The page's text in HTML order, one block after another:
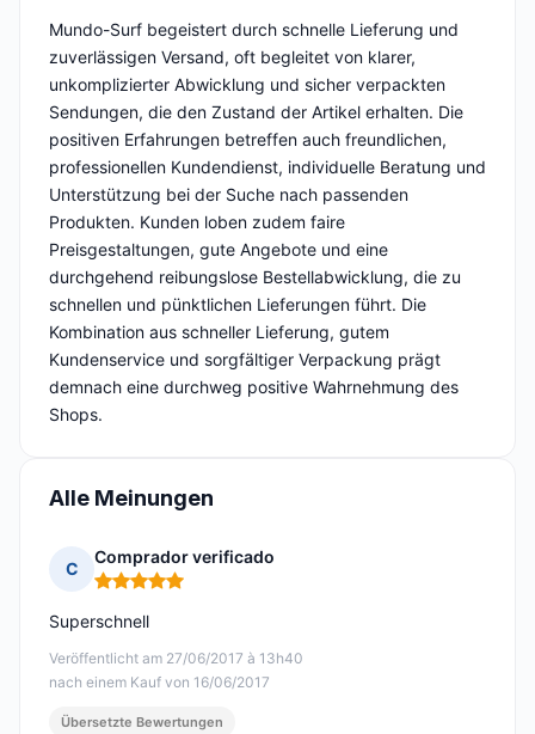
Mundo-Surf begeistert durch schnelle Lieferung und
zuverlässigen Versand, oft begleitet von klarer,
unkomplizierter Abwicklung und sicher verpackten
Sendungen, die den Zustand der Artikel erhalten. Die
positiven Erfahrungen betreffen auch freundlichen,
professionellen Kundendienst, individuelle Beratung und
Unterstützung bei der Suche nach passenden
Produkten. Kunden loben zudem faire
Preisgestaltungen, gute Angebote und eine
durchgehend reibungslose Bestellabwicklung, die zu
schnellen und pünktlichen Lieferungen führt. Die
Kombination aus schneller Lieferung, gutem
Kundenservice und sorgfältiger Verpackung prägt
demnach eine durchweg positive Wahrnehmung des
Shops.
Alle Meinungen
C
Comprador verificado
Hinweis: 5 von 5
Veröffentlicht am 27/06/2017 à 13h40
nach einem Kauf von 16/06/2017
Superschnell
Übersetzte Bewertungen